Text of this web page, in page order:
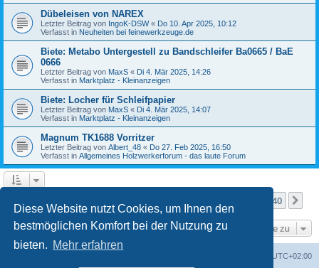
Diese Website nutzt Cookies, um Ihnen den
bestmöglichen Komfort bei der Nutzung zu
bieten. Mehr erfahren
Dübeleisen von NAREX
Letzter Beitrag von IngoK-DSW« Do 10. Apr 2025, 10:12
Verfasst in Neuheiten bei feinewerkzeuge.de
Biete: Metabo Untergestell zu Bandschleifer Ba0665 / BaE
0666
Letzter Beitrag von MaxS « Di 4. Mär 2025, 14:26
Verfasst in Marktplatz - Kleinanzeigen
Biete: Locher für Schleifpapier
Letzter Beitrag von MaxS « Di 4. Mär 2025, 14:07
Verfasst in Marktplatz - Kleinanzeigen
Magnum TK1688 Vorritzer
Letzter Beitrag von Albert_48 « Do 27. Feb 2025, 16:50
Verfasst in Allgemeines Holzwerkerforum - das laute Forum
40
Gehe zu
UTC+02:00